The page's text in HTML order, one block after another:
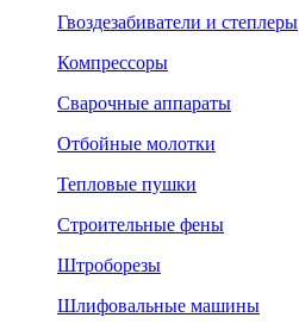
Гвоздезабиватели и степлеры
Компрессоры
Сварочные аппараты
Отбойные молотки
Тепловые пушки
Строительные фены
Штроборезы
Шлифовальные машины